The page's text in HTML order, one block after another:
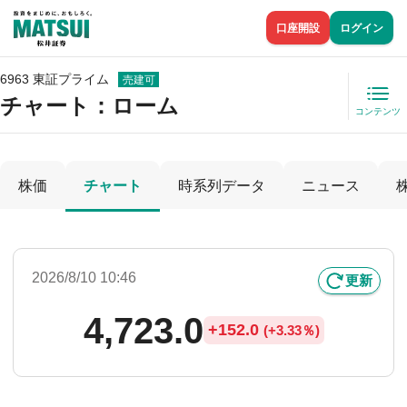
口座開設 ログイン
6963 東証プライム 売建可
チャート： ローム コンテンツ
株価 チャート 時系列データ ニュース
2026/8/10 10:46 更新
4,723.0 +152.0 (+3.33％)